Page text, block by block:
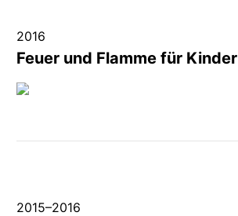
Feuer und Flamme für Kinder
2016
2015–2016